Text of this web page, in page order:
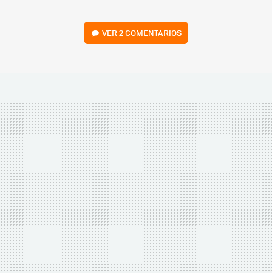
VER2 COMENTARIOS